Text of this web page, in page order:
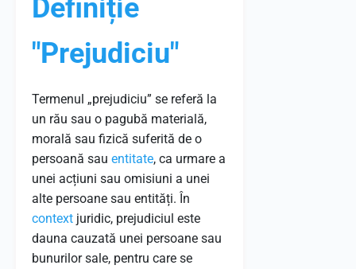
Definiție
"Prejudiciu"
Termenul „prejudiciu” se referă la
un rău sau o pagubă materială,
morală sau fizică suferită de o
persoană sau entitate, ca urmare a
unei acțiuni sau omisiuni a unei
alte persoane sau entități. În
context juridic, prejudiciul este
dauna cauzată unei persoane sau
bunurilor sale, pentru care se